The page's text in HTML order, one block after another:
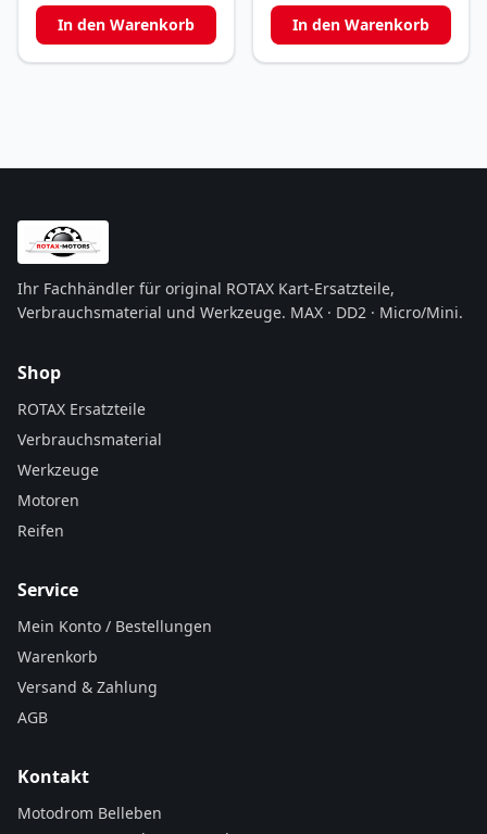
In den Warenkorb In den Warenkorb
Ihr Fachhändler für original ROTAX Kart-Ersatzteile,
Verbrauchsmaterial und Werkzeuge. MAX · DD2 · Micro/Mini.
Shop
ROTAX Ersatzteile
Verbrauchsmaterial
Werkzeuge
Motoren
Reifen
Service
Mein Konto / Bestellungen
Warenkorb
Versand & Zahlung
AGB
Kontakt
Motodrom Belleben